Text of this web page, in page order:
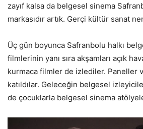
zayıf kalsa da belgesel sinema
markasıdır artık. Gerçi kültür sanat
Üç gün boyunca Safranbolu halkı
filmlerinin yanı sıra akşamları açık
kurmaca filmler de izlediler. Paneller
katıldılar. Geleceğin belgesel
de çocuklarla belgesel sinema